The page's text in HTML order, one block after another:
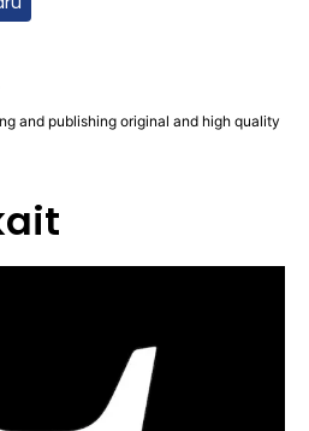
and publishing original and high quality